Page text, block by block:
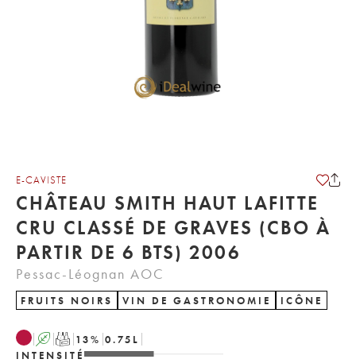
E-CAVISTE
CHÂTEAU SMITH HAUT LAFITTE
CRU CLASSÉ DE GRAVES (CBO À
PARTIR DE 6 BTS) 2006
Pessac-Léognan AOC
FRUITS NOIRS VIN DE GASTRONOMIE ICÔNE
A T 13% 0.75 L
INTENSITÉ